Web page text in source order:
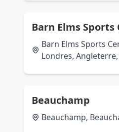
Barn Elms Sports
Barn Elms Sports
Londres,
Beauchamp
Beauchamp,